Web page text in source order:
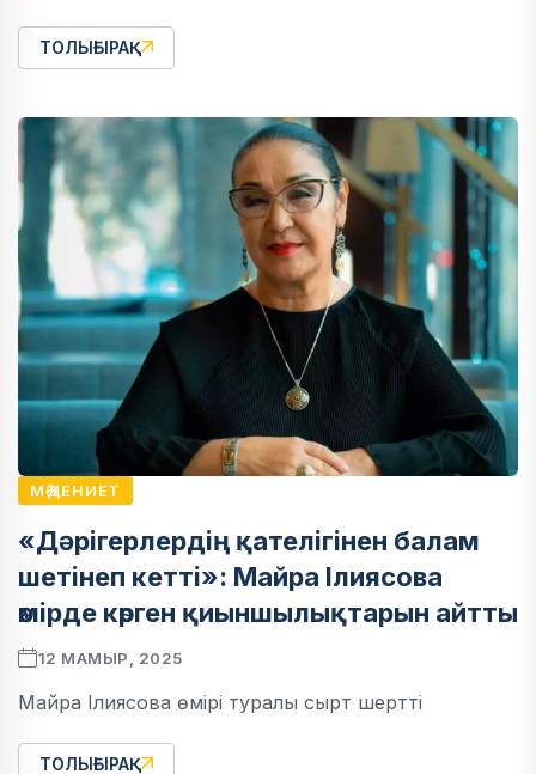
ТОЛЫҒЫРАҚ
МӘДЕНИЕТ
«Дәрігерлердің қателігінен балам
шетінеп кетті»: Майра Ілиясова
өмірде көрген қиыншылықтарын айтты
12 МАМЫР, 2025
Майра Ілиясова өмірі туралы сырт шертті
ТОЛЫҒЫРАҚ